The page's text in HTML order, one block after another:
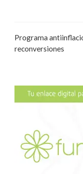
Programa
reconversiones